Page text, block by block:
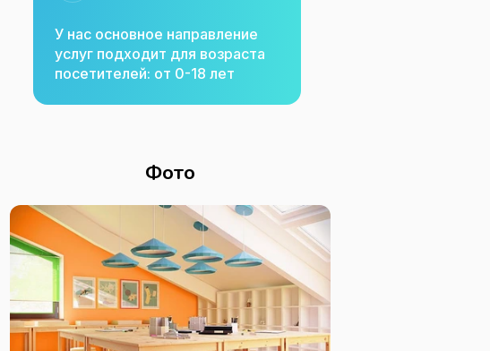
У нас основное направление
услуг подходит для возраста
посетителей: от 0-18 лет
Фото